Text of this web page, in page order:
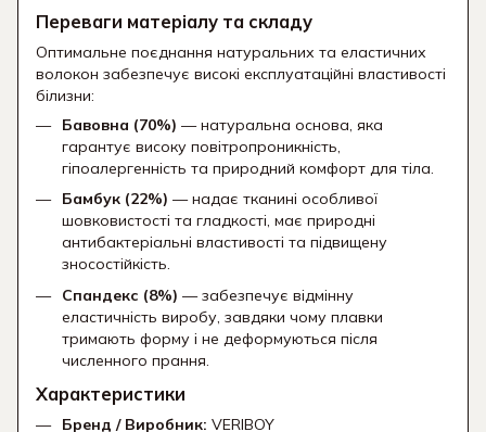
Переваги матеріалу та складу
Оптимальне поєднання натуральних та еластичних
волокон забезпечує високі експлуатаційні властивості
білизни:
Бавовна (70%) — натуральна основа, яка
гарантує високу повітропроникність,
гіпоалергенність та природний комфорт для тіла.
Бамбук (22%) — надає тканині особливої
шовковистості та гладкості, має природні
антибактеріальні властивості та підвищену
зносостійкість.
Спандекс (8%) — забезпечує відмінну
еластичність виробу, завдяки чому плавки
тримають форму і не деформуються після
численного прання.
Характеристики
Бренд / Виробник: VERIBOY